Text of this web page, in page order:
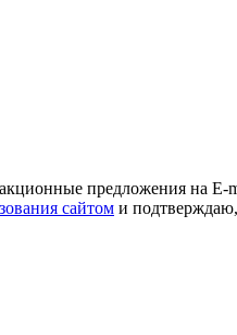
предложения на E-
сайтом и